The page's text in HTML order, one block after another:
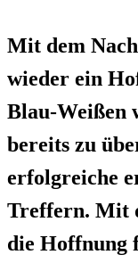
Mit dem
wieder ein
Blau-Weißen
bereits zu
erfolgreiche
Treffern. Mit
die Hoffnung